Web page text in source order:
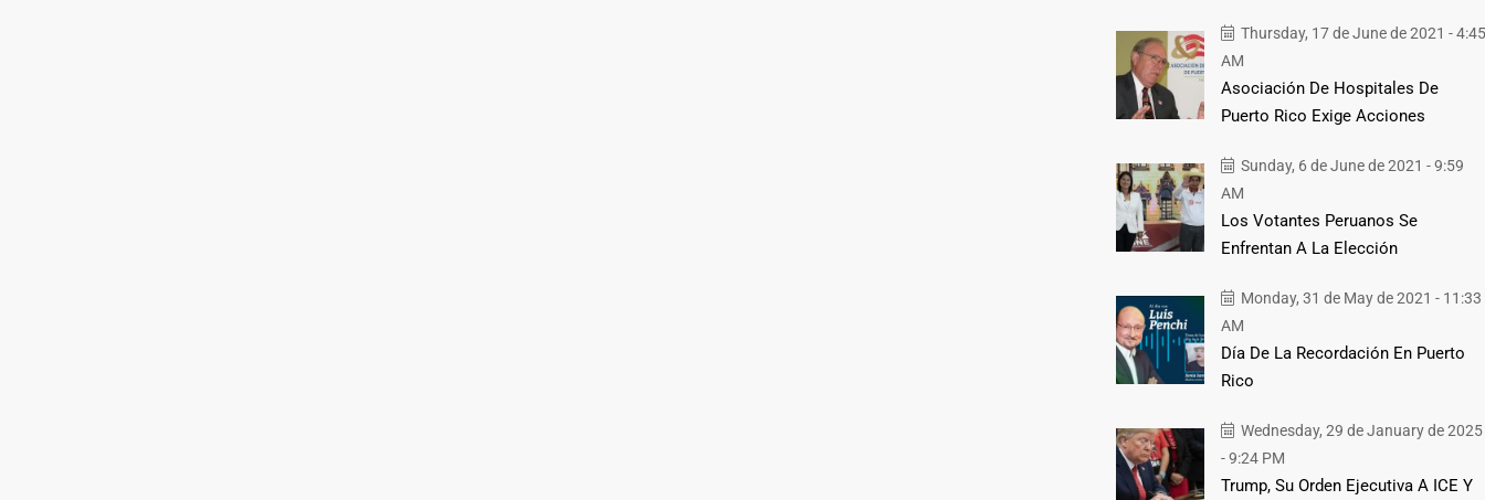
Thursday, 17 de June de 2021 - 4:45
AM
Asociación De Hospitales De
Puerto Rico Exige Acciones
Sunday, 6 de June de 2021 - 9:59
AM
Los Votantes Peruanos Se
Enfrentan A La Elección
Monday, 31 de May de 2021 - 11:33
AM
Día De La Recordación En Puerto
Rico
Wednesday, 29 de January de 2025
- 9:24 PM
Trump, Su Orden Ejecutiva A ICE Y